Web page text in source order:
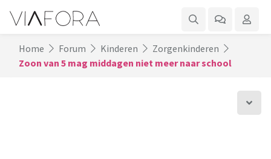
Home Forum Kinderen
Zorgenkinderen
Zoon van 5 mag middagen niet meer naar school